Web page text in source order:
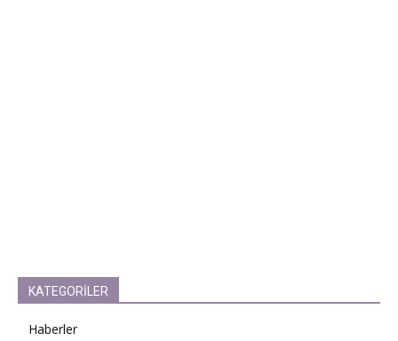
KATEGORİLER
Haberler